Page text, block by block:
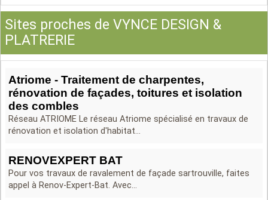
Sites proches de VYNCE DESIGN &
PLATRERIE
Atriome - Traitement de charpentes,
rénovation de façades, toitures et isolation
des combles
Réseau ATRIOME Le réseau Atriome spécialisé en travaux de
rénovation et isolation d'habitat...
RENOVEXPERT BAT
Pour vos travaux de ravalement de façade sartrouville, faites
appel à Renov-Expert-Bat. Avec...